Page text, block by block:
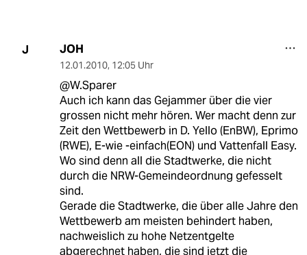
J JOH
12.01.2010, 12:05 Uhr
@W.Sparer
Auch ich kann das Gejammer über die vier
grossen nicht mehr hören. Wer macht denn zur
Zeit den Wettbewerb in D. Yello (EnBW), Eprimo
(RWE), E-wie -einfach(EON) und Vattenfall Easy.
Wo sind denn all die Stadtwerke, die nicht
durch die NRW-Gemeindeordnung gefesselt
sind.
Gerade die Stadtwerke, die über alle Jahre den
Wettbewerb am meisten behindert haben,
nachweislich zu hohe Netzentgelte
abgerechnet haben, die sind jetzt die